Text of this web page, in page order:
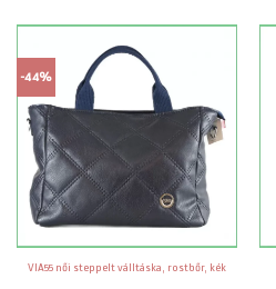
-44%
VIA55 női steppelt válltáska, rostbőr, kék